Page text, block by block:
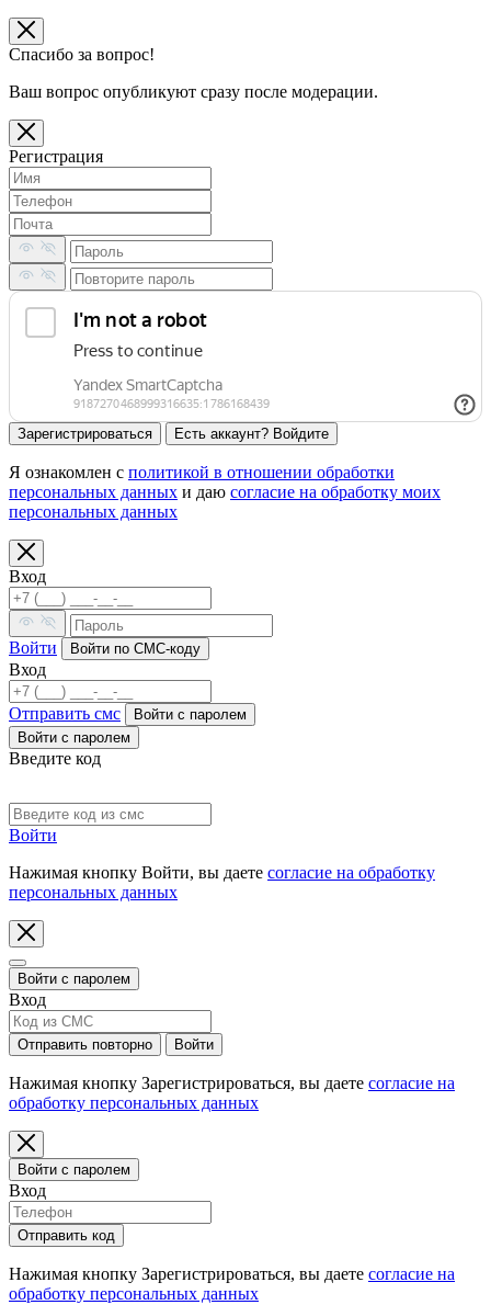
Спасибо за вопрос!
Ваш вопрос опубликуют сразу после модерации.
Регистрация
Зарегистрироваться Есть аккаунт? Войдите
Я ознакомлен с политикой в отношении обработки
персональных данных и даю согласие на обработку моих
персональных данных
Вход
Войти Войти по СМС-коду
Вход
Отправить смс
Войти c паролем
Войти с паролем
Введите код
Войти
Нажимая кнопку Войти, вы даете согласие на обработку
персональных данных
Войти с паролем
Вход
Отправить повторно Войти
Нажимая кнопку Зарегистрироваться, вы даете согласие на
обработку персональных данных
Войти с паролем
Вход
Отправить код
Нажимая кнопку Зарегистрироваться, вы даете согласие на
обработку персональных данных